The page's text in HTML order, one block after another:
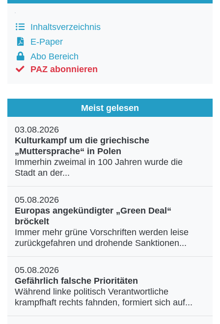
Inhaltsverzeichnis
E-Paper
Abo Bereich
PAZ abonnieren
Meist gelesen
03.08.2026
Kulturkampf um die griechische
„Muttersprache“ in Polen
Immerhin zweimal in 100 Jahren wurde die
Stadt an der...
05.08.2026
Europas angekündigter „Green Deal“
bröckelt
Immer mehr grüne Vorschriften werden leise
zurückgefahren und drohende Sanktionen...
05.08.2026
Gefährlich falsche Prioritäten
Während linke politisch Verantwortliche
krampfhaft rechts fahnden, formiert sich auf...